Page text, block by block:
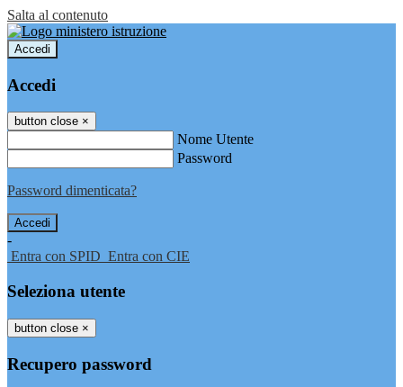
Salta al contenuto
Accedi
Accedi
button close ×
Nome Utente
Password
Password dimenticata?
-
Entra con SPID Entra con CIE
Seleziona utente
button close ×
Recupero password